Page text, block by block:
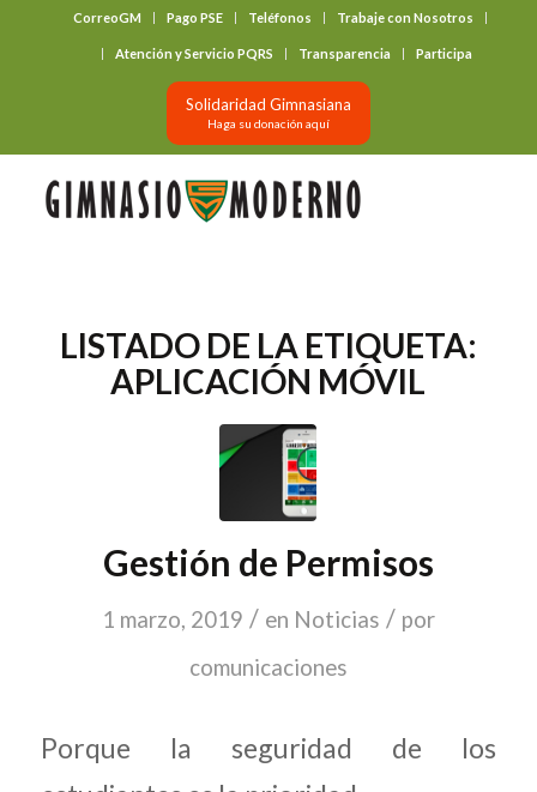
CorreoGM Pago PSE Teléfonos Trabaje con Nosotros
Atención y Servicio PQRS Transparencia Participa
Solidaridad Gimnasiana
Haga su donación aquí
LISTADO DE LA ETIQUETA:
APLICACIÓN MÓVIL
Gestión de Permisos
1 marzo, 2019 / en Noticias / por
comunicaciones
Porque la seguridad de los